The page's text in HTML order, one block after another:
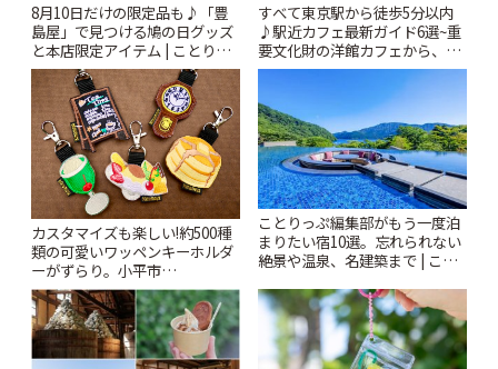
8月10日だけの限定品も♪「豊
島屋」で見つける鳩の日グッズ
と本店限定アイテム | ことりっ
ぷ
すべて東京駅から徒歩5分以内
♪駅近カフェ最新ガイド6選~重
要文化財の洋館カフェから、改
札すぐのレトロ喫茶まで~ | こと
カスタマイズも楽しい!約500種
類の可愛いワッペンキーホルダ
ーがずらり。小平市
「Kimamaya T&K」 | ことりっ
ぷ
ことりっぷ編集部がもう一度泊
まりたい宿10選。忘れられない
絶景や温泉、名建築まで | こと